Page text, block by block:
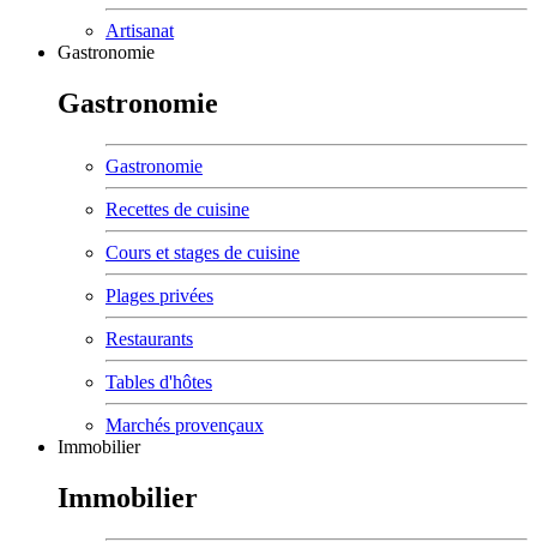
Artisanat
Gastronomie
Gastronomie
Gastronomie
Recettes de cuisine
Cours et stages de cuisine
Plages privées
Restaurants
Tables d'hôtes
Marchés provençaux
Immobilier
Immobilier